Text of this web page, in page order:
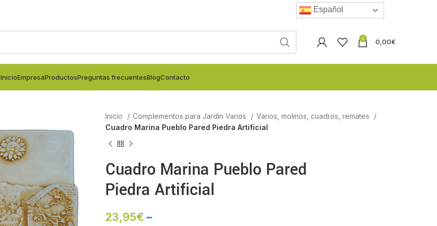
Español
0 0,00€
InicioEmpresaProductosPreguntas frecuentesBlogContacto
Inicio Complementos para Jardín Varios
Varios, molinos, cuadros, remates
Cuadro Marina Pueblo Pared Piedra Artificial
Cuadro Marina Pueblo Pared
Piedra Artificial
23,95€ –